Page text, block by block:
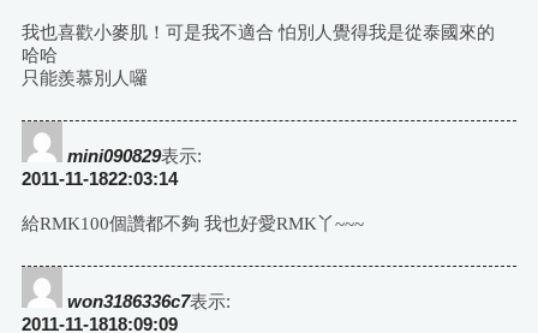
我也喜歡小麥肌！可是我不適合 怕別人覺得我是從泰國來的
哈哈
只能羨慕別人囉
mini090829表示:
2011-11-1822:03:14
給RMK100個讚都不夠 我也好愛RMK丫~~~
won3186336c7表示:
2011-11-1818:09:09